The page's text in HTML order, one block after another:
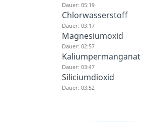
Dauer: 05:19
Chlorwasserstoff
Dauer: 03:17
Magnesiumoxid
Dauer: 02:57
Kaliumpermanganat
Dauer: 03:47
Siliciumdioxid
Dauer: 03:52